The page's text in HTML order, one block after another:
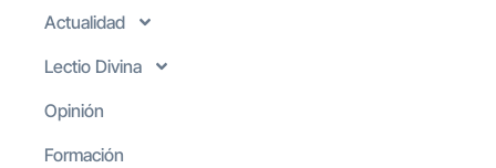
Actualidad
Lectio Divina
Opinión
Formación